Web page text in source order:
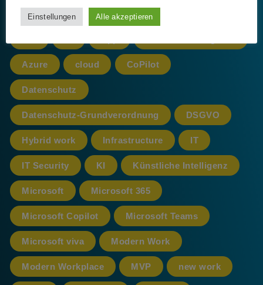
Azure cloud CoPilot
Datenschutz
Datenschutz-Grundverordnung DSGVO
Hybrid work Infrastructure IT
IT Security KI Künstliche Intelligenz
Microsoft Microsoft 365
Microsoft Copilot Microsoft Teams
Microsoft viva Modern Work
Modern Workplace MVP new work
Einstellungen Alle akzeptieren